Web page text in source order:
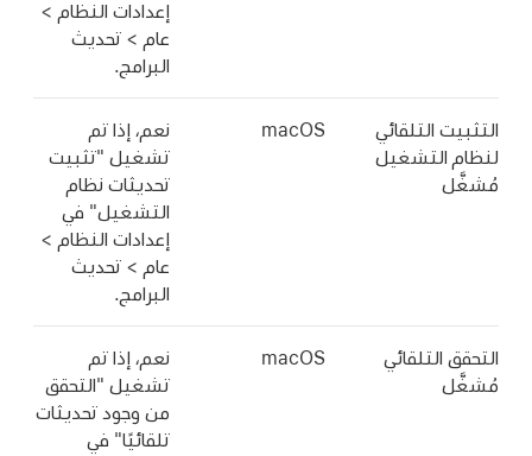
إعدادات النظام >
عام > تحديث
البرامج.
التثبيت التلقائي
لنظام التشغيل
مُشغَّل
macOS
نعم، إذا تم
تشغيل "تثبيت
تحديثات نظام
التشغيل" في
إعدادات النظام >
عام > تحديث
البرامج.
التحقق التلقائي
مُشغَّل
macOS
نعم، إذا تم
تشغيل "التحقق
من وجود تحديثات
تلقائيًا" في